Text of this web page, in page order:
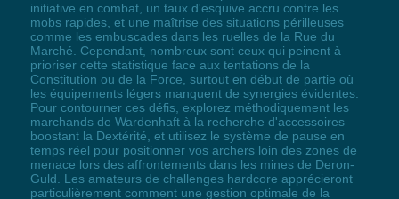
initiative en combat, un taux d'esquive accru contre les
mobs rapides, et une maîtrise des situations périlleuses
comme les embuscades dans les ruelles de la Rue du
Marché. Cependant, nombreux sont ceux qui peinent à
prioriser cette statistique face aux tentations de la
Constitution ou de la Force, surtout en début de partie où
les équipements légers manquent de synergies évidentes.
Pour contourner ces défis, explorez méthodiquement les
marchands de Wardenhaft à la recherche d'accessoires
boostant la Dextérité, et utilisez le système de pause en
temps réel pour positionner vos archers loin des zones de
menace lors des affrontements dans les mines de Deron-
Guld. Les amateurs de challenges hardcore apprécieront
particulièrement comment une gestion optimale de la